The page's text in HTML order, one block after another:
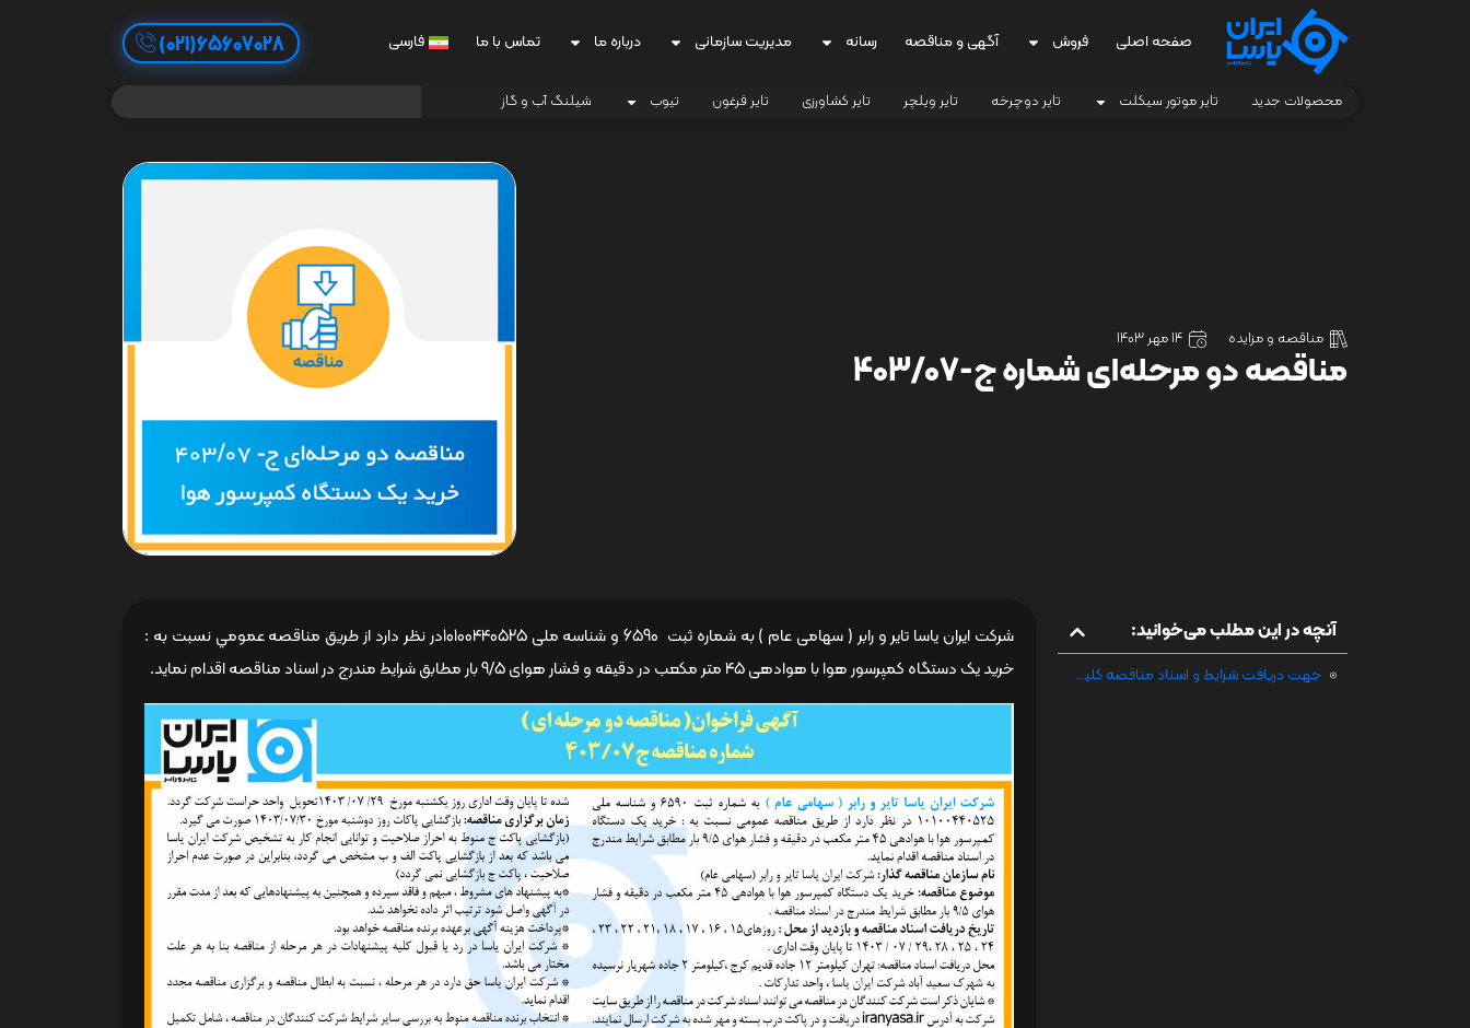
صفحه اصلی فروش آگهی و مناقصه رسانه مدیریت سازمانی درباره ما تماس با ما فارسی 65607028(021)
محصولات جدید تایر موتور سیکلت تایر دوچرخه تایر ویلچر تایر کشاورزی تایر فرغون تیوب شیلنگ آب و گاز
مناقصه و مزایده 14 مهر 1403
مناقصه دو مرحله‌ای شماره ج-403/07
آنچه در این مطلب می‌خوانید:
جهت دریافت شرایط و اسناد مناقصه کلیک فرمائید
شرکت ایران یاسا تایر و رابر ( سهامی عام ) به شماره ثبت 6590 و شناسه ملی 10100440525در نظر دارد از طريق مناقصه عمومي نسبت به :
خرید یک دستگاه کمپرسور هوا با هوادهی 45 متر مکعب در دقیقه و فشار هوای 9/5 بار مطابق شرایط مندرج در اسناد مناقصه اقدام نماید.